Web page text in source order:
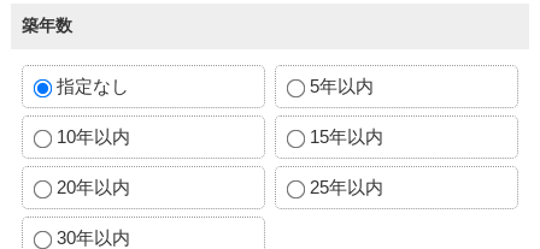
築年数
指定なし 5年以内
10年以内 15年以内
20年以内 25年以内
30年以内